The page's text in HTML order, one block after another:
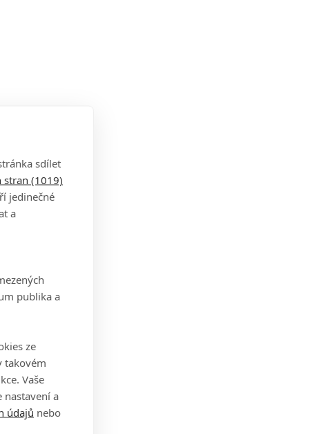
sdílet
stran (1019)
jedinečné
a
publika a
ze
takovém
Vaše
nastavení a
údajů nebo